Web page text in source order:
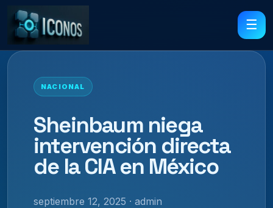
☰
NACIONAL
Sheinbaum niega
intervención directa
de la CIA en México
septiembre 12, 2025 · admin